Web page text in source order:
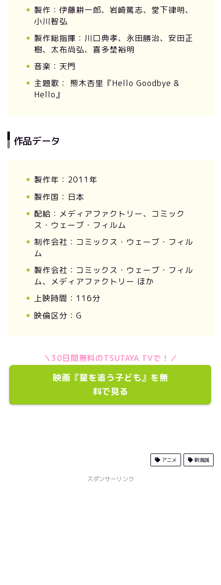
製作：伊藤耕一郎、岩崎篤志、堂下律明、
小川智弘
製作総指揮：川口典孝、永田勝治、安田正
樹、太布尚弘、喜多埜裕明
音楽：天門
主題歌： 熊木杏里『Hello Goodbye &
Hello』
作品データ
製作年：2011年
製作国：日本
配給：メディアファクトリー、コミック
ス・ウェーブ・フィルム
制作会社：コミックス・ウェーブ・フィル
ム
製作会社：コミックス・ウェーブ・フィル
ム、メディアファクトリー ほか
上映時間：116分
映倫区分：G
＼30日間無料のTSUTAYA TVで！／
映画『星を追う子ども』を無
料で見る
アニメ 新海誠
スポンサーリンク